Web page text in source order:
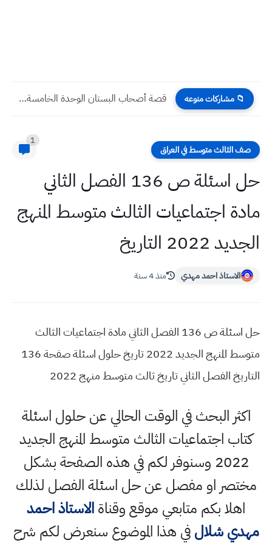
📁 مشاركات منوعه قصة أصحاب البستان الوحدة الخامسة الدرس الثاني التربية الإسلامية الثاني...
صف الثالث متوسط في العراق
1
حل اسئلة ص 136 الفصل الثاني
مادة اجتماعيات الثالث متوسط المنهج
الجديد 2022 التاريخ
الاستاذ احمد مهدي منذ 4 سنة
حل اسئلة ص 136 الفصل الثاني مادة اجتماعيات الثالث
متوسط المنهج الجديد 2022 تاريخ حلول اسئلة صفحة 136
التاريخ الفصل الثاني تاريخ ثالث متوسط منهج 2022
اكثر البحث في الوقت الحالي عن حلول اسئلة
كتاب اجتماعيات الثالث متوسط المنهج الجديد
2022 وسنوفر لكم في هذه الصفحة بشكل
مختصر او مفصل عن حل اسئلة الفصل لذلك
اهلا بكم متابعي موقع وقناةالاستاذ احمد
مهدي شلالفي هذا الموضوع سنعرض لكم شرح